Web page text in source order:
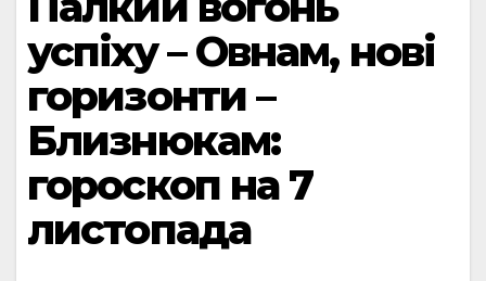
успіху – Овнам, нові
горизонти –
Близнюкам:
гороскоп на 7
листопада